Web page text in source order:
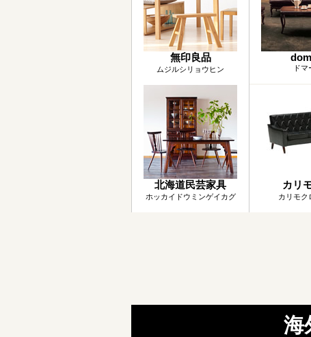
無印良品
ムジルシリョウヒン ドマ
北海道民芸家具
ホッカイドウミンゲイカグ
カリ
カリモク
海